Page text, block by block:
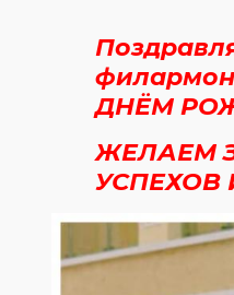
ДНЁМ
ЖЕЛАЕМ
УСПЕХОВ